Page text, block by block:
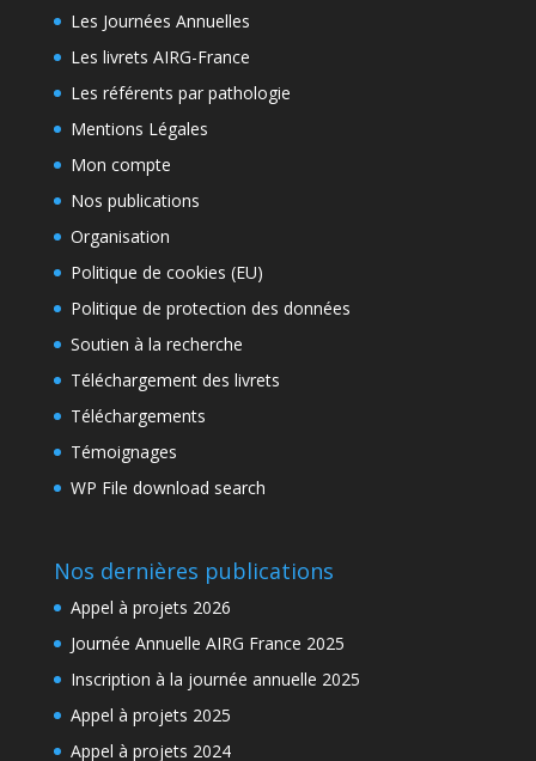
Les Journées Annuelles
Les livrets AIRG-France
Les référents par pathologie
Mentions Légales
Mon compte
Nos publications
Organisation
Politique de cookies (EU)
Politique de protection des données
Soutien à la recherche
Téléchargement des livrets
Téléchargements
Témoignages
WP File download search
Nos dernières publications
Appel à projets 2026
Journée Annuelle AIRG France 2025
Inscription à la journée annuelle 2025
Appel à projets 2025
Appel à projets 2024